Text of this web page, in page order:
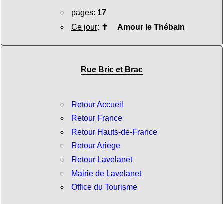
pages: 17
Ce jour: ✝ Amour le Thébain
Rue Bric et Brac
Retour Accueil
Retour France
Retour Hauts-de-France
Retour Ariège
Retour Lavelanet
Mairie de Lavelanet
Office du Tourisme